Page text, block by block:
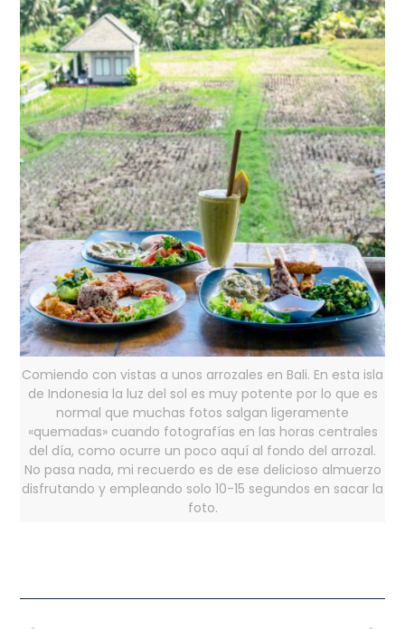
Comiendo con vistas a unos arrozales en Bali. En esta isla
de Indonesia la luz del sol es muy potente por lo que es
normal que muchas fotos salgan ligeramente
«quemadas» cuando fotografías en las horas centrales
del día, como ocurre un poco aquí al fondo del arrozal.
No pasa nada, mi recuerdo es de ese delicioso almuerzo
disfrutando y empleando solo 10-15 segundos en sacar la
foto.